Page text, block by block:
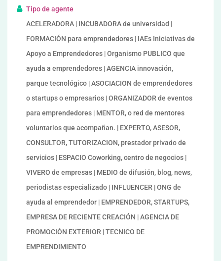
Tipo de agente
ACELERADORA | INCUBADORA de universidad |
FORMACIÓN para emprendedores | IAEs Iniciativas de
Apoyo a Emprendedores | Organismo PUBLICO que
ayuda a emprendedores | AGENCIA innovación,
parque tecnológico | ASOCIACION de emprendedores
o startups o empresarios | ORGANIZADOR de eventos
para emprendedores | MENTOR, o red de mentores
voluntarios que acompañan. | EXPERTO, ASESOR,
CONSULTOR, TUTORIZACION, prestador privado de
servicios | ESPACIO Coworking, centro de negocios |
VIVERO de empresas | MEDIO de difusión, blog, news,
periodistas especializado | INFLUENCER | ONG de
ayuda al emprendedor | EMPRENDEDOR, STARTUPS,
EMPRESA DE RECIENTE CREACIÓN | AGENCIA DE
PROMOCIÓN EXTERIOR | TECNICO DE
EMPRENDIMIENTO